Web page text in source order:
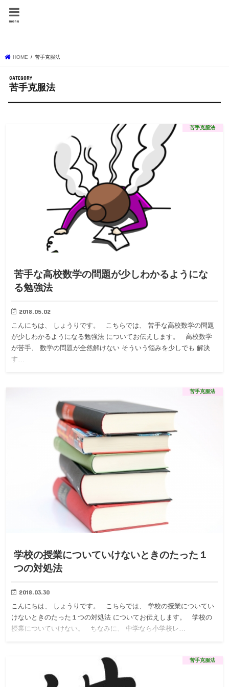
menu
HOME 苦手克服法
苦手克服法
苦手克服法
苦手な高校数学の問題が少しわかるようにな
る勉強法
2018.05.02
こんにちは、 しょうりです。 こちらでは、 苦手な高校数学の問題
が少しわかるようになる勉強法 についてお伝えします。 高校数学
が苦手、 数学の問題が全然解けない そういう悩みを少しでも 解決
す…
苦手克服法
学校の授業についていけないときのたった１
つの対処法
2018.03.30
こんにちは、 しょうりです。 こちらでは、 学校の授業についてい
けないときのたった１つの対処法 についてお伝えします。 学校の
授業についていけない。 ちなみに、 中学なら小学校レ…
苦手克服法